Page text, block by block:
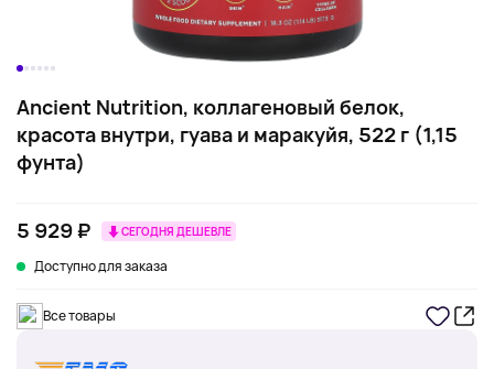
Ancient Nutrition, коллагеновый белок,
красота внутри, гуава и маракуйя, 522 г (1,15
фунта)
5 929 ₽ СЕГОДНЯ ДЕШЕВЛЕ
Доступно для заказа
Все товары